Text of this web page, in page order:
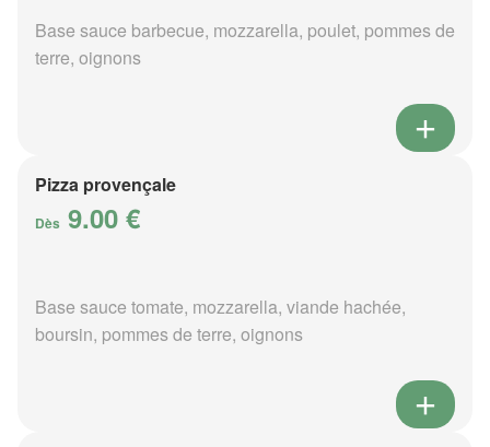
Base sauce barbecue, mozzarella, poulet, pommes de
terre, oignons
Pizza provençale
Dès 9.00 €
Base sauce tomate, mozzarella, viande hachée,
boursin, pommes de terre, oignons